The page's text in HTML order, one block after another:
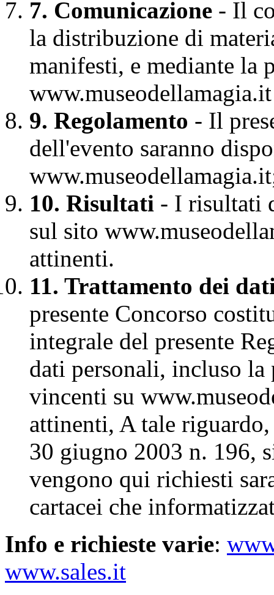
7. Comunicazione - Il
la distribuzione di
manifesti, e mediante la
9. Regolamento - Il
dell'evento saranno
10. Risultati - I risultati
sul sito
attinenti.
11. Trattamento dei
presente Concorso
integrale del presente
dati personali, incluso
vincenti su
attinenti, A tale
30 giugno 2003 n. 196,
vengono qui richiesti
cartacei che
Info e richieste varie:
www.sales.it